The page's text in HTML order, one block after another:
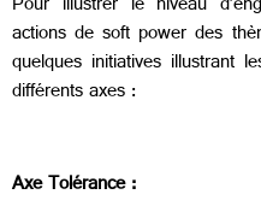
actions de soft power des
quelques initiatives
différents axes :
Axe Tolérance :